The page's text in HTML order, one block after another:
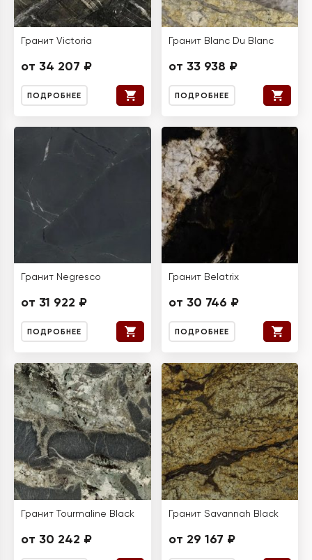
Гранит Victoria
от 34 207 ₽
ПОДРОБНЕЕ
Гранит Blanc Du Blanc
от 33 938 ₽
ПОДРОБНЕЕ
Гранит Negresco
от 31 922 ₽
ПОДРОБНЕЕ
Гранит Belatrix
от 30 746 ₽
ПОДРОБНЕЕ
Гранит Tourmaline Black
от 30 242 ₽
Гранит Savannah Black
от 29 167 ₽